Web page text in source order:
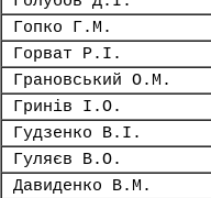
Гопко Г.М.
Горват Р.І.
Грановський О.М.
Гринів І.О.
Гудзенко В.І.
Гуляєв В.О.
Давиденко В.М.